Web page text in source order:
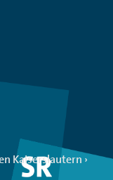
Kaiserslautern